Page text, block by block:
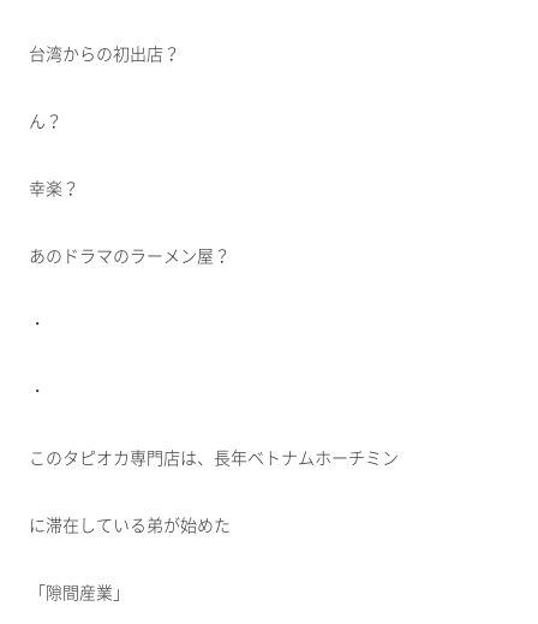
台湾からの初出店？
ん？
幸楽？
あのドラマのラーメン屋？
・
・
このタピオカ専門店は、長年ベトナムホーチミン
に滞在している弟が始めた
「隙間産業」